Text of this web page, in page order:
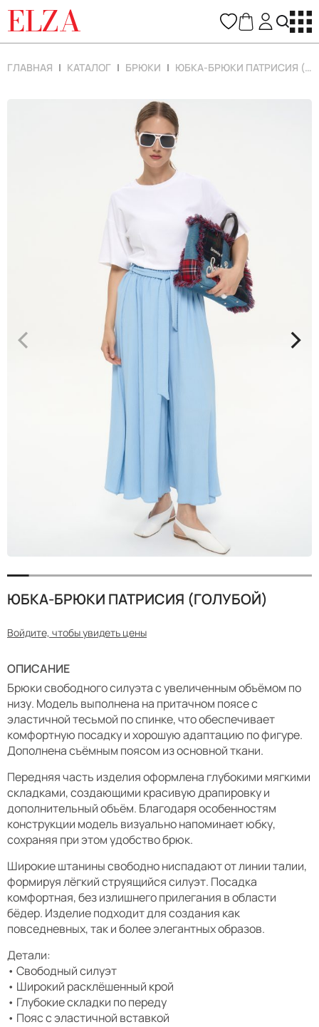
ELZA
ГЛАВНАЯ КАТАЛОГ БРЮКИ ЮБКА-БРЮКИ ПАТРИСИЯ (ГОЛУБОЙ)
< >
ЮБКА-БРЮКИ ПАТРИСИЯ (ГОЛУБОЙ)
Войдите, чтобы увидеть цены
ОПИСАНИЕ
Брюки свободного силуэта с увеличенным объёмом по
низу. Модель выполнена на притачном поясе с
эластичной тесьмой по спинке, что обеспечивает
комфортную посадку и хорошую адаптацию по фигуре.
Дополнена съёмным поясом из основной ткани.
Передняя часть изделия оформлена глубокими мягкими
складками, создающими красивую драпировку и
дополнительный объём. Благодаря особенностям
конструкции модель визуально напоминает юбку,
сохраняя при этом удобство брюк.
Широкие штанины свободно ниспадают от линии талии,
формируя лёгкий струящийся силуэт. Посадка
комфортная, без излишнего прилегания в области
бёдер. Изделие подходит для создания как
повседневных, так и более элегантных образов.
Детали:
• Свободный силуэт
• Широкий расклёшенный крой
• Глубокие складки по переду
• Пояс с эластичной вставкой